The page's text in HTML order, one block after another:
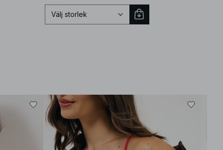
EU 70C
EU 70D
EU 75A
Välj storlek